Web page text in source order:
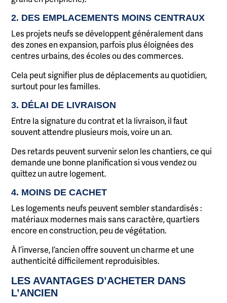
2. DES EMPLACEMENTS MOINS CENTRAUX
Les projets neufs se développent généralement dans
des zones en expansion, parfois plus éloignées des
centres urbains, des écoles ou des commerces.
Cela peut signifier plus de déplacements au quotidien,
surtout pour les familles.
3. DÉLAI DE LIVRAISON
Entre la signature du contrat et la livraison, il faut
souvent attendre plusieurs mois, voire un an.
Des retards peuvent survenir selon les chantiers, ce qui
demande une bonne planification si vous vendez ou
quittez un autre logement.
4. MOINS DE CACHET
Les logements neufs peuvent sembler standardisés :
matériaux modernes mais sans caractère, quartiers
encore en construction, peu de végétation.
À l’inverse, l’ancien offre souvent un charme et une
authenticité difficilement reproduisibles.
LES AVANTAGES D’ACHETER DANS
L’ANCIEN